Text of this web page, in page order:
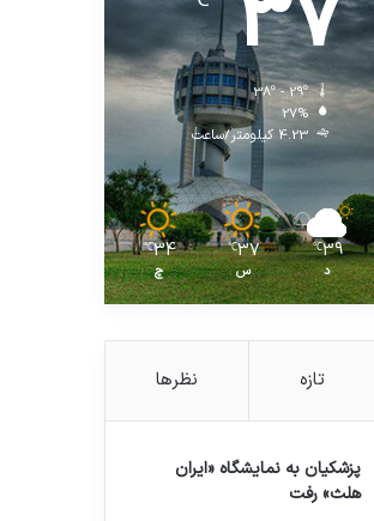
38º - 29º
27%
4.23 کیلومتر/ساعت
39
℃
د
37
℃
س
34
℃
چ
تازه نظرها
پزشکیان به نمایشگاه «ایران
هلث» رفت